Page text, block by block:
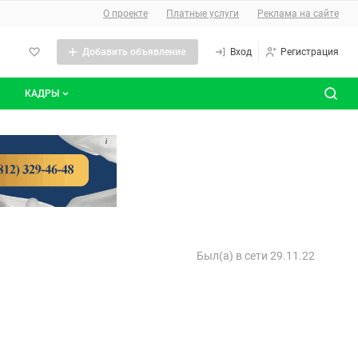
О сайте
О проекте Платные услуги Реклама на сайте
Добавить объявление Вход Регистрация
КАДРЫ
Все резюме
i
Был(а) в сети 29.11.22